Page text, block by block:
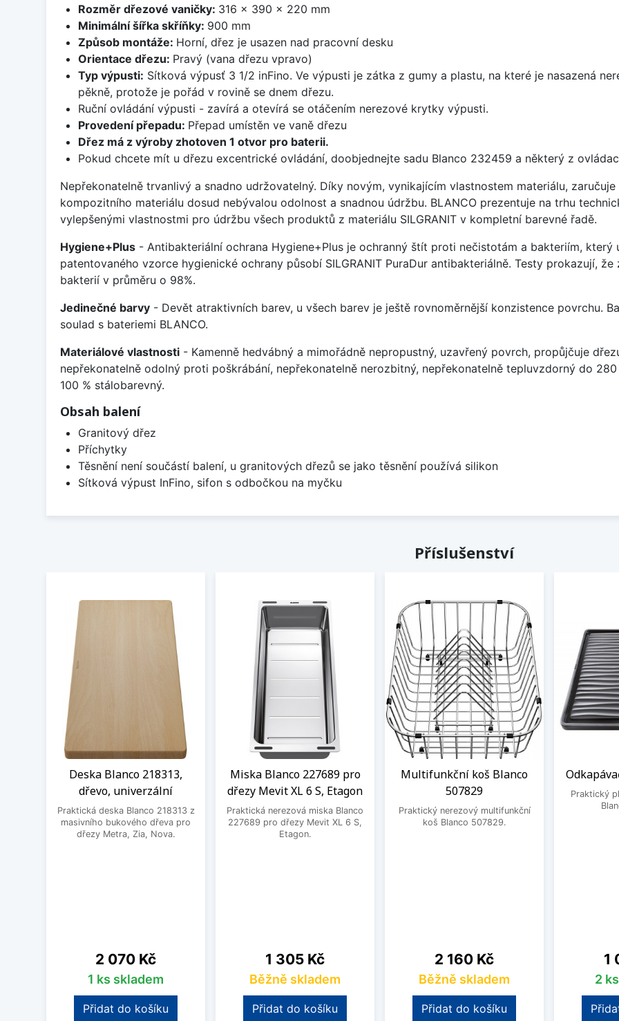
Rozměr dřezové vaničky: 316 x 390 x 220 mm
Minimální šířka skříňky: 900 mm
Způsob montáže: Horní, dřez je usazen nad pracovní desku
Orientace dřezu: Pravý (vana dřezu vpravo)
Typ výpusti: Sítková výpusť 3 1/2 inFino. Ve výpusti je zátka z gumy a plastu, na které je nasazená
pěkně, protože je pořád v rovině se dnem dřezu.
Ruční ovládání výpusti - zavírá a otevírá se otáčením nerezové krytky výpusti.
Provedení přepadu: Přepad umístěn ve vaně dřezu
Dřez má z výroby zhotoven 1 otvor pro baterii.
Pokud chcete mít u dřezu excentrické ovládání, doobjednejte sadu Blanco 232459 a některý z
Nepřekonatelně trvanlivý a snadno udržovatelný. Díky novým, vynikajícím vlastnostem materiálu, zaručuje
kompozitního materiálu dosud nebývalou odolnost a snadnou údržbu. BLANCO prezentuje na trhu
vylepšenými vlastnostmi pro údržbu všech produktů z materiálu SILGRANIT v kompletní barevné řadě.
Hygiene+Plus - Antibakteriální ochrana Hygiene+Plus je ochranný štít proti nečistotám a bakteriím, který
patentovaného vzorce hygienické ochrany působí SILGRANIT PuraDur antibakteriálně. Testy prokazují,
bakterií v průměru o 98%.
Jedinečné barvy - Devět atraktivních barev, u všech barev je ještě rovnoměrnější konzistence povrchu.
soulad s bateriemi BLANCO.
Materiálové vlastnosti - Kamenně hedvábný a mimořádně nepropustný, uzavřený povrch, propůjčuje
nepřekonatelně odolný proti poškrábání, nepřekonatelně nerozbitný, nepřekonatelně tepluvzdorný do
100 % stálobarevný.
Obsah balení
Granitový dřez
Příchytky
Těsnění není součástí balení, u granitových dřezů se jako těsnění používá silikon
Sítková výpust InFino, sifon s odbočkou na myčku
Příslušenství
Deska Blanco 218313,
dřevo, univerzální
Praktická deska Blanco 218313 z
masivního bukového dřeva pro
dřezy Metra, Zia, Nova.
Cena
2 070 Kč
1 ks skladem
Přidat do košíku
Miska Blanco 227689 pro
dřezy Mevit XL 6 S, Etagon
Praktická nerezová miska Blanco
227689 pro dřezy Mevit XL 6 S,
Etagon.
Cena
1 305 Kč
Běžně skladem
Přidat do košíku
Multifunkční koš Blanco
507829
Praktický nerezový multifunkční
koš Blanco 507829.
Cena
2 160 Kč
Běžně skladem
Přidat do košíku
Praktický
1
2